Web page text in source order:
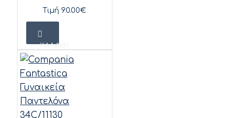
Τιμή 90.00€
ΚΑΛΆΘΙ